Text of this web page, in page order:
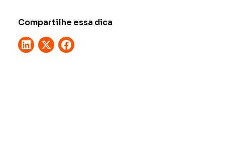
Compartilhe essa dica